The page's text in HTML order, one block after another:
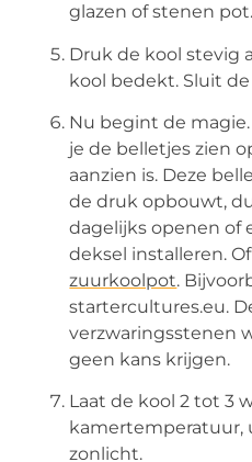
glazen of stenen pot.
Druk de kool stevig
kool bedekt. Sluit
Nu begint de
je de belletjes zien
aanzien is. Deze
de druk opbouwt,
dagelijks openen of
deksel installeren.
zuurkoolpot.
startercultures.eu.
verzwaringsstenen
geen kans krijgen.
Laat de kool 2 tot 3
kamertemperatuur,
zonlicht.